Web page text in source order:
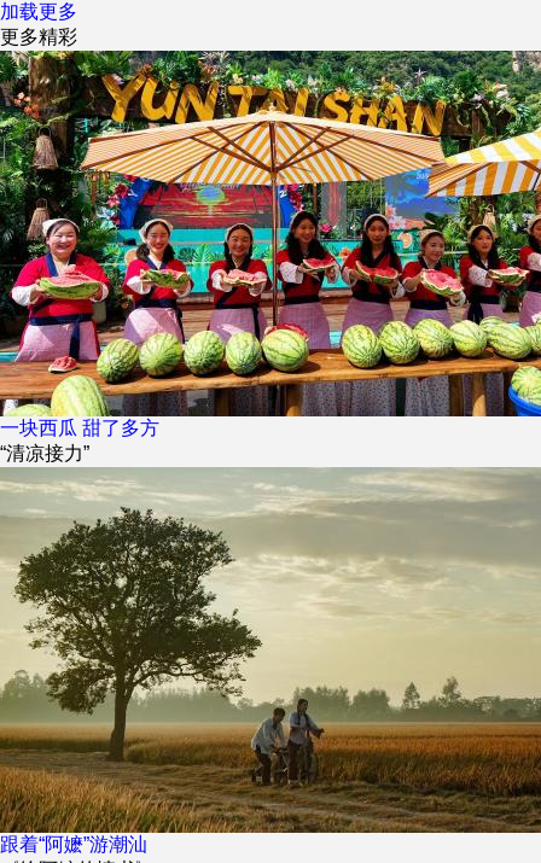
加载更多
更多精彩
一块西瓜 甜了多方
“清凉接力”
跟着“阿嬷”游潮汕